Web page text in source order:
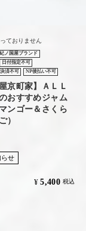
ておりません
紀ノ国屋ブランド
日付指定不可
済不可
NP後払い不可
京町家】ＡＬＬ
おすすめジャム
ンゴー＆さくら
）
らせ
¥ 5,400 税込